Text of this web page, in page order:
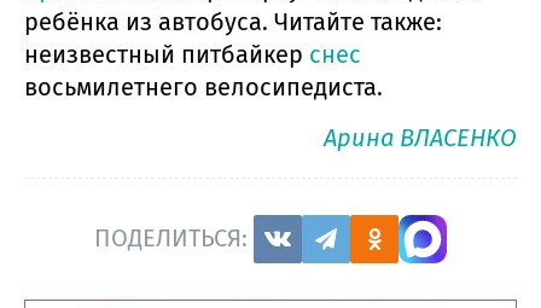
ребёнка из автобуса. Читайте также:
неизвестный питбайкер снес
восьмилетнего велосипедиста.
Арина ВЛАСЕНКО
ПОДЕЛИТЬСЯ: